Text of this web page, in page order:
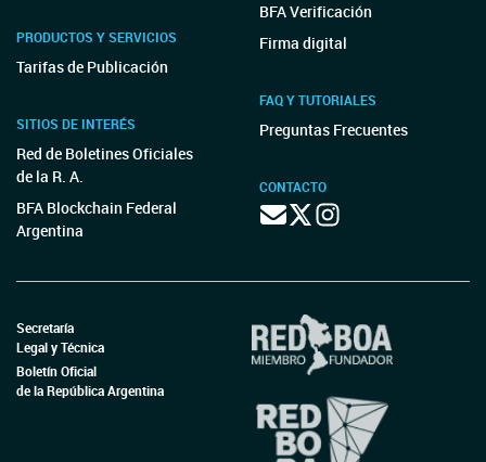
PRODUCTOS Y SERVICIOS
Tarifas de Publicación
SITIOS DE INTERÉS
Red de Boletines Oficiales
de la R. A.
BFA Blockchain Federal
Argentina
BFA Verificación
Firma digital
FAQ Y TUTORIALES
Preguntas Frecuentes
CONTACTO
Secretaría
Legal y Técnica
Boletín Oficial
de la República Argentina